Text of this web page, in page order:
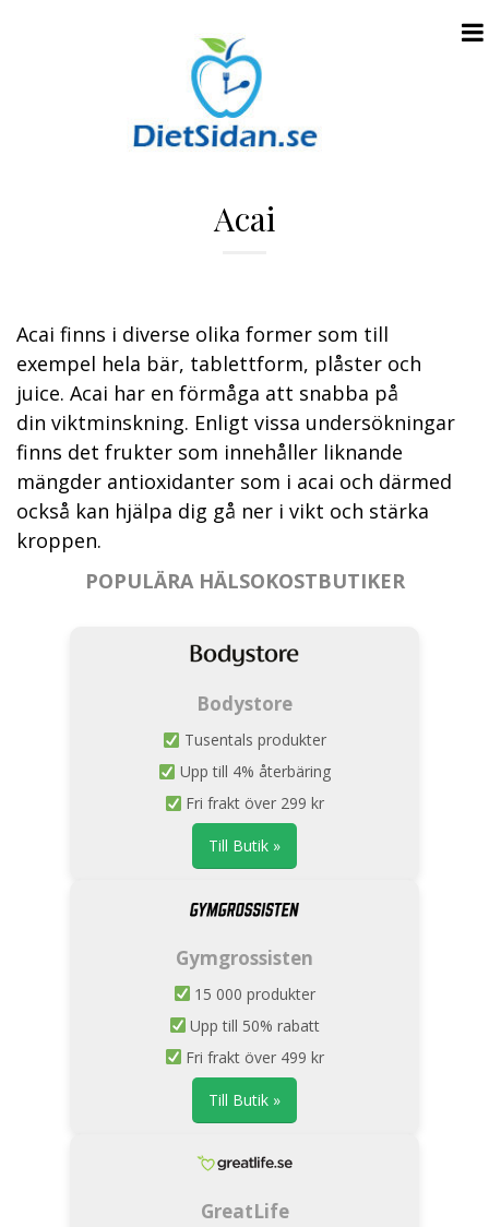
a
t
i
o
n
Acai
Acai finns i diverse olika former som till
exempel hela bär, tablettform, plåster och
juice. Acai har en förmåga att snabba på
din viktminskning. Enligt vissa undersökningar
finns det frukter som innehåller liknande
mängder antioxidanter som i acai och därmed
också kan hjälpa dig gå ner i vikt och stärka
kroppen.
POPULÄRA HÄLSOKOSTBUTIKER
Bodystore
Tusentals produkter
Upp till 4% återbäring
Fri frakt över 299 kr
Till Butik »
Gymgrossisten
15 000 produkter
Upp till 50% rabatt
Fri frakt över 499 kr
Till Butik »
GreatLife